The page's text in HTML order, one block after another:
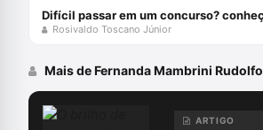
Rosivaldo Toscano Júnior
Mais de Fernanda Mambrini Rudolfo
ARTIGO